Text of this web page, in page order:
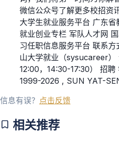
微信公众号了解更多校招资
大学生就业服务平台 广东
就业创业专栏 军队人才网
习任职信息服务平台 联系
山大学就业（sysucareer
12:00，14:30-17:30） 招
1999-2026 , SUN YAT-
信息有误？ 点击反馈
相关推荐